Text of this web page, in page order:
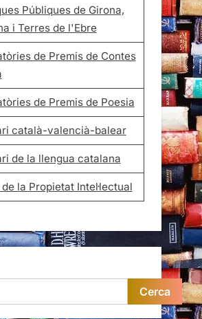
Públiques de Girona,
i Terres de l'Ebre
de Premis de Contes
de Premis de Poesia
català-valencià-balear
de la llengua catalana
la Propietat Intel·lectual
Cerca